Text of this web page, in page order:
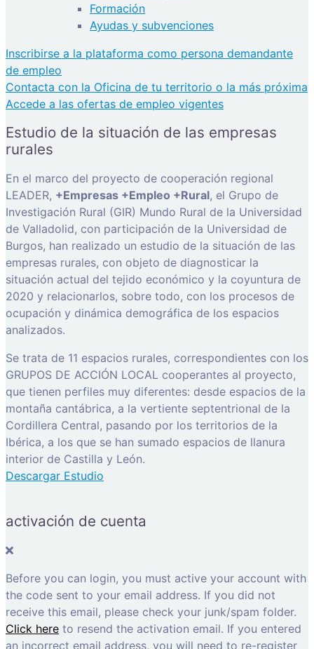
Formación
Ayudas y subvenciones
Inscribirse a la plataforma como persona demandante
de empleo
Contacta con la Oficina de tu territorio o la más próxima
Accede a las ofertas de empleo vigentes
Estudio de la situación de las empresas
rurales
En el marco del proyecto de cooperación regional
LEADER, +Empresas +Empleo +Rural, el Grupo de
Investigación Rural (GIR) Mundo Rural de la Universidad
de Valladolid, con participación de la Universidad de
Burgos, han realizado un estudio de la situación de las
empresas rurales, con objeto de diagnosticar la
situación actual del tejido económico y la coyuntura de
2020 y relacionarlos, sobre todo, con los procesos de
ocupación y dinámica demográfica de los espacios
analizados.
Se trata de 11 espacios rurales, correspondientes con los
GRUPOS DE ACCIÓN LOCAL cooperantes al proyecto,
que tienen perfiles muy diferentes: desde espacios de la
montaña cantábrica, a la vertiente septentrional de la
Cordillera Central, pasando por los territorios de la
Ibérica, a los que se han sumado espacios de llanura
interior de Castilla y León.
Descargar Estudio
activación de cuenta
Before you can login, you must active your account with
the code sent to your email address. If you did not
receive this email, please check your junk/spam folder.
Click here to resend the activation email. If you entered
an incorrect email address, you will need to re-register